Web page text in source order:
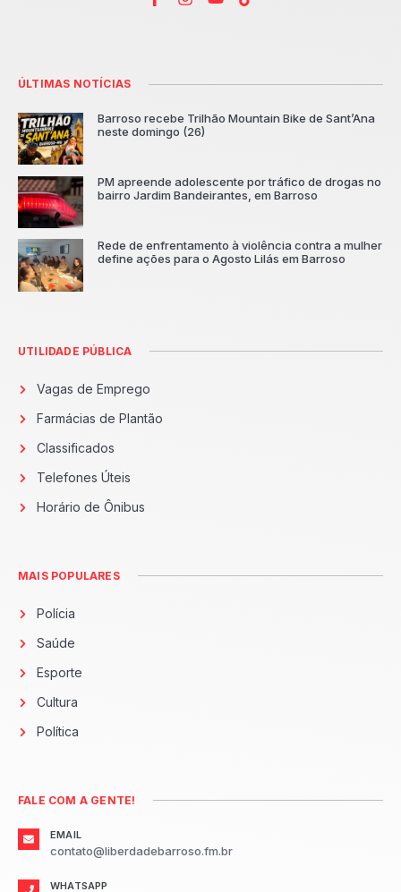
ÚLTIMAS NOTÍCIAS
Barroso recebe Trilhão Mountain Bike de Sant’Ana
neste domingo (26)
PM apreende adolescente por tráfico de drogas no
bairro Jardim Bandeirantes, em Barroso
Rede de enfrentamento à violência contra a mulher
define ações para o Agosto Lilás em Barroso
UTILIDADE PÚBLICA
Vagas de Emprego
Farmácias de Plantão
Classificados
Telefones Úteis
Horário de Ônibus
MAIS POPULARES
Polícia
Saúde
Esporte
Cultura
Política
FALE COM A GENTE!
EMAIL
contato@liberdadebarroso.fm.br
WHATSAPP